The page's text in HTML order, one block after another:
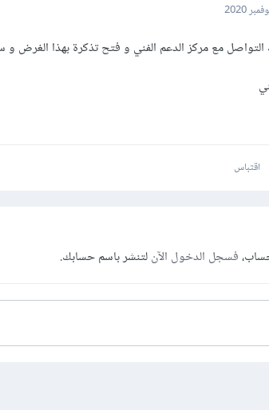
التواصل مع مركز الدعم الفني و فتح تذكرة بهذا
اقتباس
فسجل الدخول الآنلتنشر باسم حسابك.